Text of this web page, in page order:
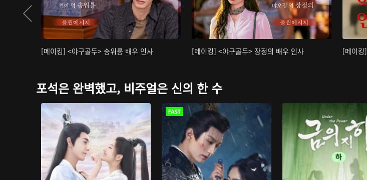
[메이킹] <야구골두> 송위룡 배우 인사 [메이킹] <야구골두> 장정의 배우 인사 [메이킹
포석은 완벽했고, 비주얼은 신의 한 수